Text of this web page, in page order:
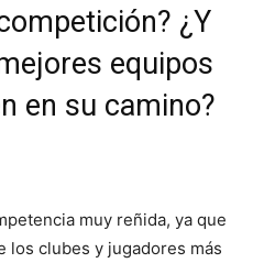
¿Y
equipos
en su camino?
muy reñida, ya que
los clubes y jugadores más